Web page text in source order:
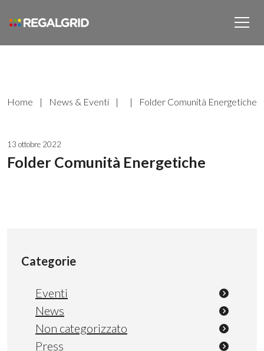
Home | News & Eventi | | Folder Comunità Energetiche
13 ottobre 2022
Folder Comunità Energetiche
Categorie
Eventi
News
Non categorizzato
Press